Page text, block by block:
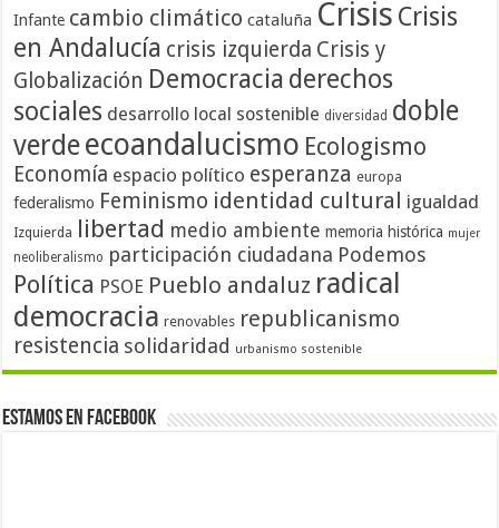
Infante cambio climático cataluña Crisis Crisis
en Andalucía crisis izquierda Crisis y
Globalización Democracia derechos
sociales desarrollo local sostenible diversidad doble
verdeecoandalucismo Ecologismo
Economía espacio político esperanza europa
federalismo Feminismo identidad cultural igualdad
Izquierda libertad medio ambiente memoria histórica mujer
neoliberalismo participación ciudadana Podemos
Política PSOE Pueblo andaluz radical
democracia renovables republicanismo
resistencia solidaridad urbanismo sostenible
Estamos en Facebook